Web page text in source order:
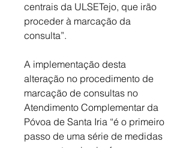
centrais da ULSETejo, que irão
proceder à marcação da
consulta”.
A implementação desta
alteração no procedimento de
marcação de consultas no
Atendimento Complementar da
Póvoa de Santa Iria “é o primeiro
passo de uma série de medidas